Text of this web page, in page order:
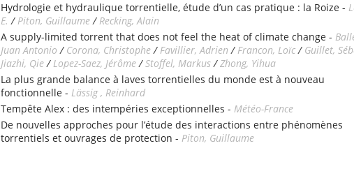
Hydrologie et hydraulique torrentielle, étude d’un cas pratique : la Roize -
E. / Piton, Guillaume/ Recking, Alain
A supply-limited torrent that does not feel the heat of climate change -
Juan Antonio / Corona, Christophe/ Favillier, Adrien / Francon, Loïc/ Guillet,
Jiazhi, Qie/ Lopez-Saez, Jérôme/Stoffel, Markus/Zhong, Yihua
La plus grande balance à laves torrentielles du monde est à nouveau
fonctionnelle - Lässig , Reinhard
Tempête Alex : des intempéries exceptionnelles - Météo-France
De nouvelles approches pour l’étude des interactions entre phénomènes
torrentiels et ouvrages de protection - Piton, Guillaume